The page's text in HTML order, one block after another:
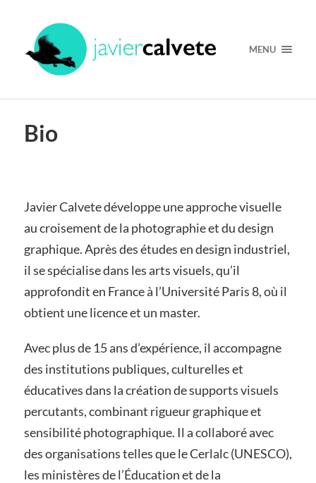
MENU
Bio
Javier Calvete développe une approche visuelle
au croisement de la photographie et du design
graphique. Après des études en design industriel,
il se spécialise dans les arts visuels, qu’il
approfondit en France à l’Université Paris 8, où il
obtient une licence et un master.
Avec plus de 15 ans d’expérience, il accompagne
des institutions publiques, culturelles et
éducatives dans la création de supports visuels
percutants, combinant rigueur graphique et
sensibilité photographique. Il a collaboré avec
des organisations telles que le Cerlalc (UNESCO),
les ministères de l’Éducation et de la